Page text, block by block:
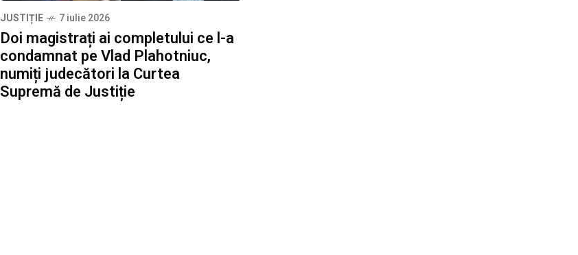
JUSTIȚIE 7 iulie 2026
Doi magistrați ai completului ce l-a
condamnat pe Vlad Plahotniuc,
numiți judecători la Curtea
Supremă de Justiție